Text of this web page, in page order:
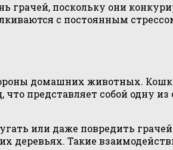
грачей, поскольку они
с постоянным
домашних животных.
представляет собой одну из
или даже повредить
деревьях. Такие